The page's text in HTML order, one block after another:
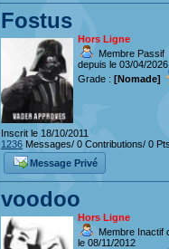
Fostus
Hors Ligne
Membre Passif
depuis le 03/04/2026
Grade : [Nomade]
Inscrit le 18/10/2011
1236 Messages/ 0 Contributions/ 0
Message Privé
voodoo
Hors Ligne
Membre Inactif
le 08/11/2012